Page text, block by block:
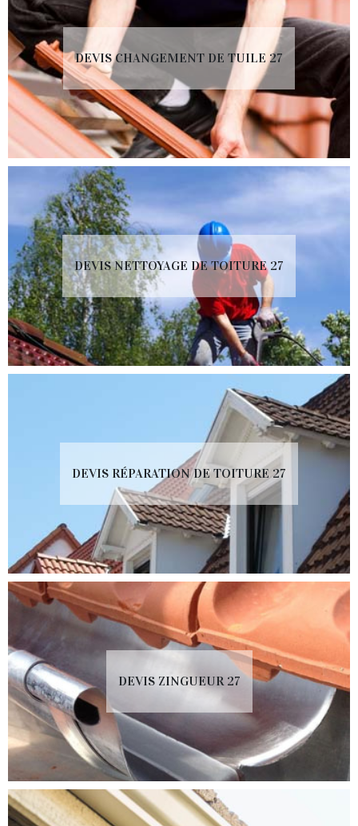
DEVIS CHANGEMENT DE TUILE 27
DEVIS NETTOYAGE DE TOITURE 27
DEVIS RÉPARATION DE TOITURE 27
DEVIS ZINGUEUR 27